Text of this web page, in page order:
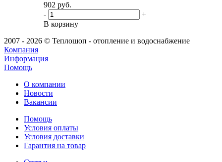
902 руб.
-
+
В корзину
2007 - 2026 © Теплошоп - отопление и водоснабжение
Компания
Информация
Помощь
О компании
Новости
Вакансии
Помощь
Условия оплаты
Условия доставки
Гарантия на товар